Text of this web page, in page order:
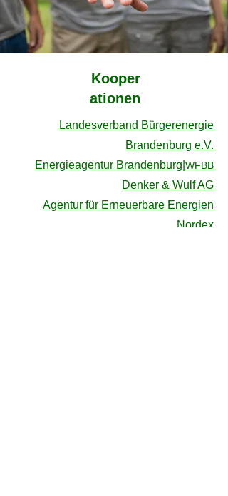
Kooper
ationen
Landesverband Bürgerenergie
Brandenburg e.V.
Energieagentur Brandenburg| WFBB
Denker & Wulf AG
Agentur für Erneuerbare Energien
Nordex